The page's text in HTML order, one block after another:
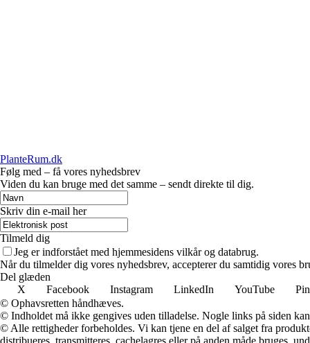
PlanteRum.dk
Følg med – få vores nyhedsbrev
Viden du kan bruge med det samme – sendt direkte til dig.
Skriv din e-mail her
Tilmeld dig
Jeg er indforstået med hjemmesidens vilkår og databrug.
Når du tilmelder dig vores nyhedsbrev, accepterer du samtidig vores
Del glæden
X
Facebook Instagram LinkedIn YouTube
© Ophavsretten håndhæves.
© Indholdet må ikke gengives uden tilladelse. Nogle links på siden
© Alle rettigheder forbeholdes. Vi kan tjene en del af salget fra
distribueres, transmitteres, cachelagres eller på anden måde bruges,